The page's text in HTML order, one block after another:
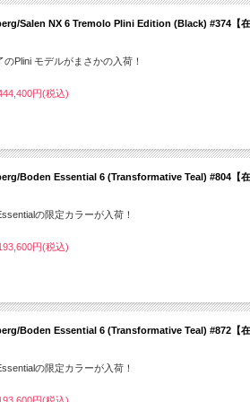
Salen NX 6 Tremolo Plini Edition (Black) #374【在
のPlini モデルがまさかの入荷！
円(税込)
Boden Essential 6 (Transformative Teal) #804【在
の限定カラーが入荷！
円(税込)
Boden Essential 6 (Transformative Teal) #872【在
の限定カラーが入荷！